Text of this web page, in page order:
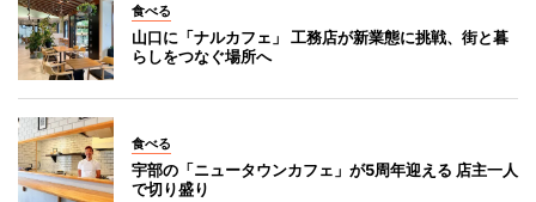
食べる
山口に「ナルカフェ」 工務店が新業態に挑戦、街と暮
らしをつなぐ場所へ
食べる
宇部の「ニュータウンカフェ」が5周年迎える 店主一人
で切り盛り